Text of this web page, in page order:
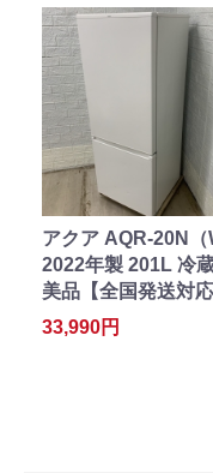
アクア AQR-20N（
2022年製 201L 冷
美品【全国発送対応
33,990円